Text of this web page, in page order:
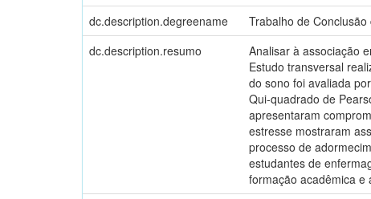
dc.description.degreename
Trabalho de
dc.description.resumo
Analisar à associação
Estudo transversal
do sono foi avaliada
Qui-quadrado de
apresentaram
estresse mostraram
processo de
estudantes de
formação acadêmica e